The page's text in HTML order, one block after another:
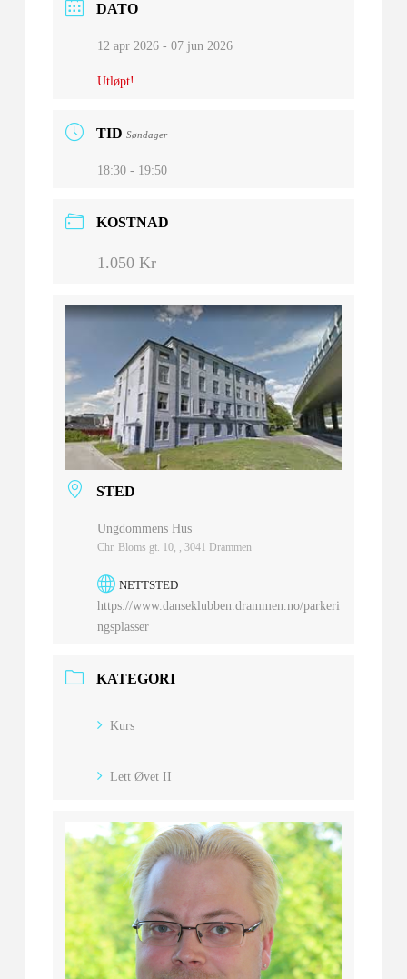
DATO
12 apr 2026- 07 jun 2026
Utløpt!
TID Søndager
18:30 - 19:50
KOSTNAD
1.050 Kr
STED
Ungdommens Hus
Chr. Bloms gt. 10, , 3041 Drammen
NETTSTED
https://www.danseklubben.drammen.no/parkeri
ngsplasser
KATEGORI
Kurs
Lett Øvet II